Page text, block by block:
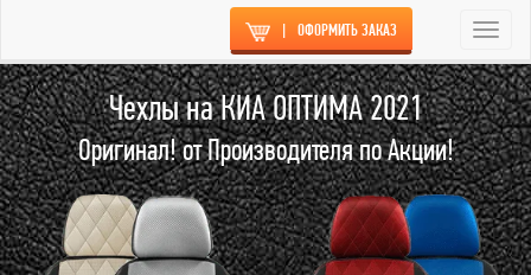
| ОФОРМИТЬ ЗАКАЗ
Чехлы на КИА ОПТИМА 2021
Оригинал! от Производителя по Акции!